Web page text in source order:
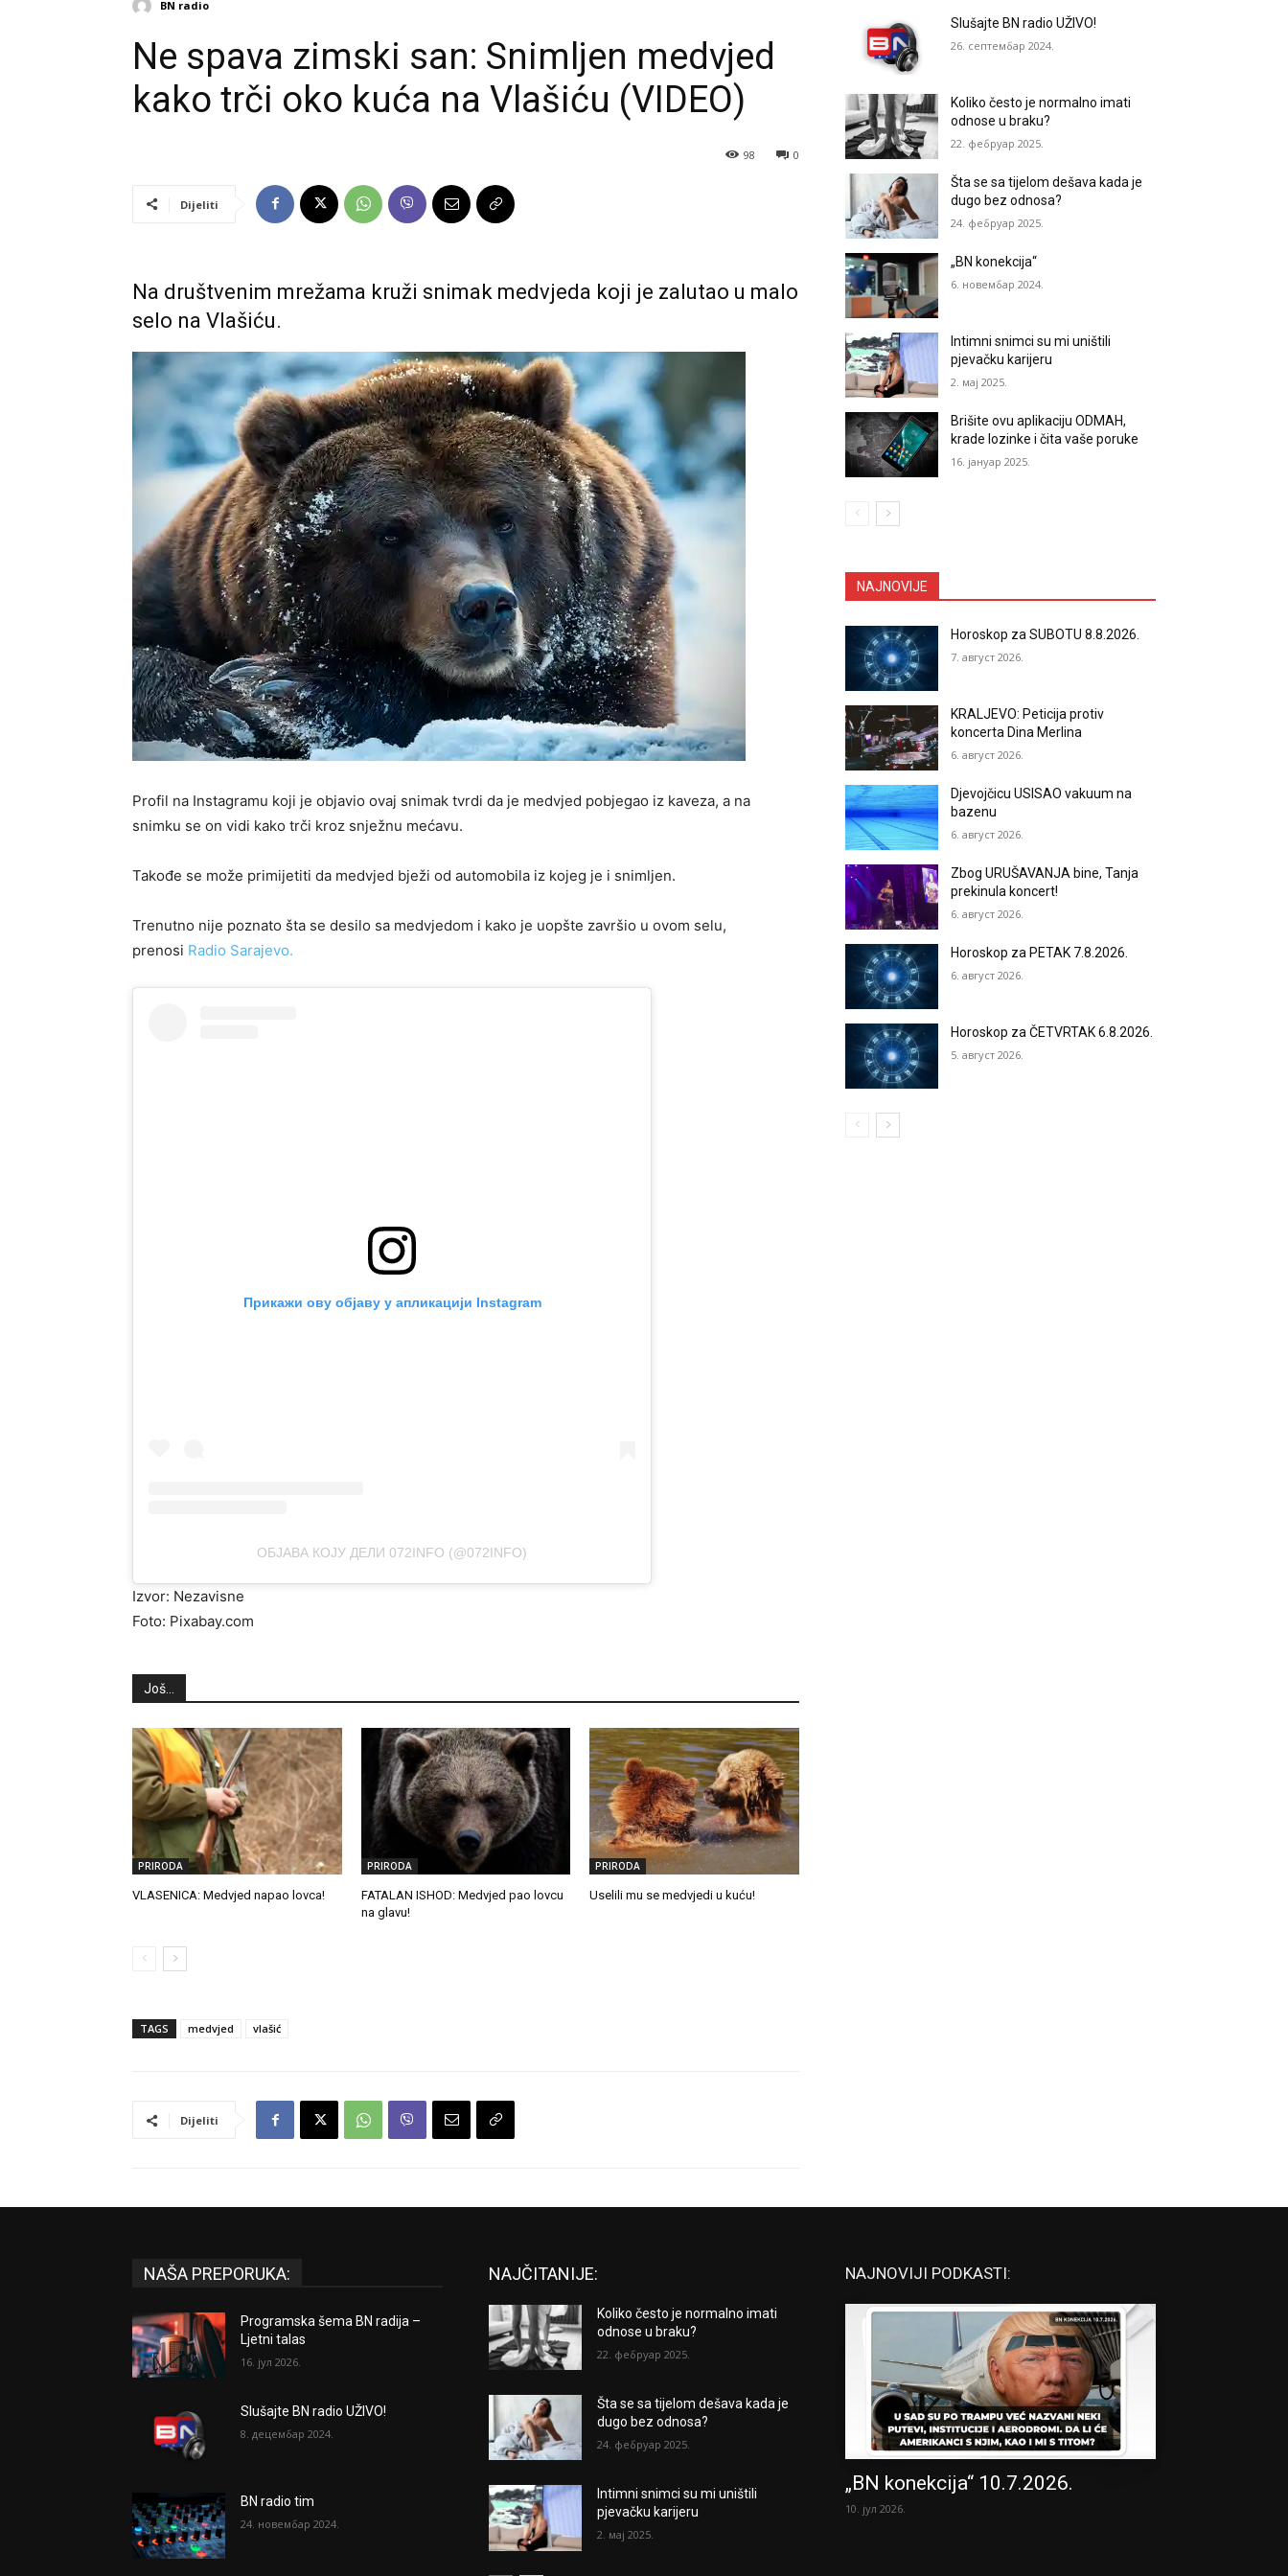
BN radio
Ne spava zimski san: Snimljen medvjed
kako trči oko kuća na Vlašiću (VIDEO)
0
98
Dijeliti
Na društvenim mrežama kruži snimak medvjeda koji je zalutao u malo
selo na Vlašiću.
Profil na Instagramu koji je objavio ovaj snimak tvrdi da je medvjed pobjegao iz kaveza, a na
snimku se on vidi kako trči kroz snježnu mećavu.
Takođe se može primijetiti da medvjed bježi od automobila iz kojeg je i snimljen.
Trenutno nije poznato šta se desilo sa medvjedom i kako je uopšte završio u ovom selu,
prenosi Radio Sarajevo.
Прикажи ову објаву у апликацији Instagram
ОБЈАВА КОЈУ ДЕЛИ 072INFO (@072INFO)
Izvor: Nezavisne
Foto: Pixabay.com
Još...
PRIRODA
VLASENICA: Medvjed napao lovca!
PRIRODA
FATALAN ISHOD: Medvjed pao lovcu
na glavu!
PRIRODA
Uselili mu se medvjedi u kuću!
TAGS medvjed vlašić
Dijeliti
Slušajte BN radio UŽIVO!
26. септембар 2024.
Koliko često je normalno imati
odnose u braku?
22. фебруар 2025.
Šta se sa tijelom dešava kada je
dugo bez odnosa?
24. фебруар 2025.
„BN konekcija“
6. новембар 2024.
Intimni snimci su mi uništili
pjevačku karijeru
2. мај 2025.
Brišite ovu aplikaciju ODMAH,
krade lozinke i čita vaše poruke
16. јануар 2025.
NAJNOVIJE
Horoskop za SUBOTU 8.8.2026.
7. август 2026.
KRALJEVO: Peticija protiv
koncerta Dina Merlina
6. август 2026.
Djevojčicu USISAO vakuum na
bazenu
6. август 2026.
Zbog URUŠAVANJA bine, Tanja
prekinula koncert!
6. август 2026.
Horoskop za PETAK 7.8.2026.
6. август 2026.
Horoskop za ČETVRTAK 6.8.2026.
5. август 2026.
NAŠA PREPORUKA:
Programska šema BN radija –
Ljetni talas
16. јул 2026.
Slušajte BN radio UŽIVO!
8. децембар 2024.
BN radio tim
24. новембар 2024.
NAJČITANIJE:
Koliko često je normalno imati
odnose u braku?
22. фебруар 2025.
Šta se sa tijelom dešava kada je
dugo bez odnosa?
24. фебруар 2025.
Intimni snimci su mi uništili
pjevačku karijeru
2. мај 2025.
NAJNOVIJI PODKASTI:
„BN konekcija“ 10.7.2026.
10. јул 2026.